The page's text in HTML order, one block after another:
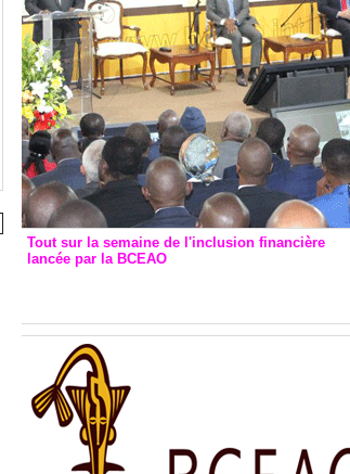
Tout sur la semaine de l'inclusion financière
lancée par la BCEAO